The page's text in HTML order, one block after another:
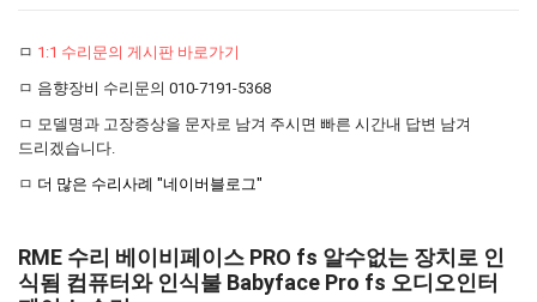
2025년 8월 휴가안내입니다.
2024년 한가위 휴일 안내
택배비인상안내
ㅁ 1:1 수리문의 게시판 바로가기
ㅁ 음향장비 수리문의 010-7191-5368
ㅁ 모델명과 고장증상을 문자로 남겨 주시면 빠른 시간내 답변 남겨
드리겠습니다.
ㅁ 더 많은 수리사례 "네이버블로그"
RME 수리 베이비페이스 PRO fs 알수없는 장치로 인
식됨 컴퓨터와 인식불 Babyface Pro fs 오디오인터